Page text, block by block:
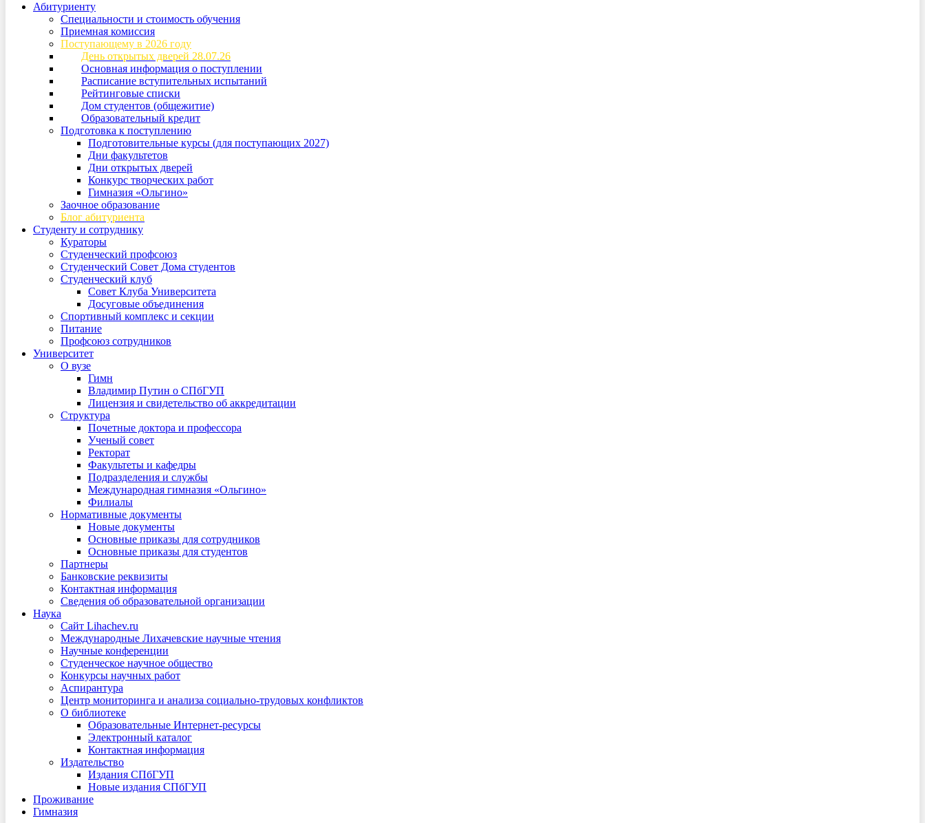
Абитуриенту
Специальности и стоимость обучения
Приемная комиссия
Поступающему в 2026 году
День открытых дверей 28.07.26
Основная информация о поступлении
Расписание вступительных испытаний
Рейтинговые списки
Дом студентов (общежитие)
Образовательный кредит
Подготовка к поступлению
Подготовительные курсы (для поступающих 2027)
Дни факультетов
Дни открытых дверей
Конкурс творческих работ
Гимназия «Ольгино»
Заочное образование
Блог абитуриента
Студенту и сотруднику
Кураторы
Студенческий профсоюз
Студенческий Совет Дома студентов
Студенческий клуб
Совет Клуба Университета
Досуговые объединения
Спортивный комплекс и секции
Питание
Профсоюз сотрудников
Университет
О вузе
Гимн
Владимир Путин о СПбГУП
Лицензия и свидетельство об аккредитации
Структура
Почетные доктора и профессора
Ученый совет
Ректорат
Факультеты и кафедры
Подразделения и службы
Международная гимназия «Ольгино»
Филиалы
Нормативные документы
Новые документы
Основные приказы для сотрудников
Основные приказы для студентов
Партнеры
Банковские реквизиты
Контактная информация
Сведения об образовательной организации
Наука
Сайт Lihachev.ru
Международные Лихачевские научные чтения
Научные конференции
Студенческое научное общество
Конкурсы научных работ
Аспирантура
Центр мониторинга и анализа социально-трудовых конфликтов
О библиотеке
Образовательные Интернет-ресурсы
Электронный каталог
Контактная информация
Издательство
Издания СПбГУП
Новые издания СПбГУП
Проживание
Гимназия